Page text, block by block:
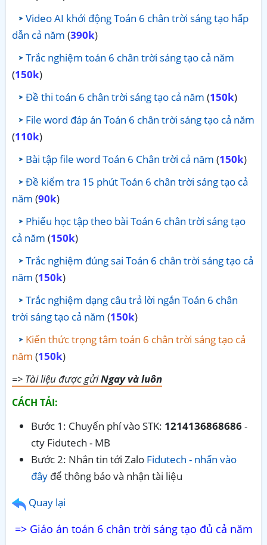
Video AI khởi động Toán 6 chân trời sáng tạo hấp
dẫn cả năm (390k)
Trắc nghiệm toán 6 chân trời sáng tạo cả năm
(150k)
Đề thi toán 6 chân trời sáng tạo cả năm (150k)
File word đáp án Toán 6 chân trời sáng tạo cả năm
(110k)
Bài tập file word Toán 6 Chân trời cả năm (150k)
Đề kiểm tra 15 phút Toán 6 chân trời sáng tạo cả
năm (90k)
Phiếu học tập theo bài Toán 6 chân trời sáng tạo
cả năm (150k)
Trắc nghiệm đúng sai Toán 6 chân trời sáng tạo cả
năm (150k)
Trắc nghiệm dạng câu trả lời ngắn Toán 6 chân
trời sáng tạo cả năm (150k)
Kiến thức trọng tâm toán 6 chân trời sáng tạo cả
năm (150k)
=> Tài liệu được gửiNgay và luôn
CÁCH TẢI:
Bước 1: Chuyển phí vào STK: 1214136868686-
cty Fidutech - MB
Bước 2: Nhắn tin tới Zalo Fidutech - nhấn vào
đây để thông báo và nhận tài liệu
Quay lại
=> Giáo án toán 6 chân trời sáng tạo đủ cả năm